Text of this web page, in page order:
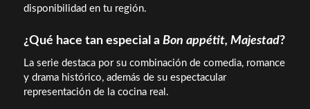
disponibilidad en tu región.
¿Qué hace tan especial a Bon appétit, Majestad?
La serie destaca por su combinación de comedia, romance
y drama histórico, además de su espectacular
representación de la cocina real.